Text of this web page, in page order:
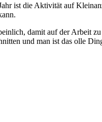
ist die Aktivität auf
damit auf der Arbeit
und man ist das olle